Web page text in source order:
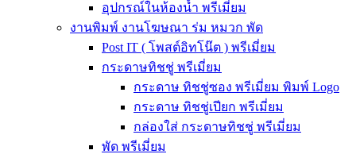
อุปกรณ์ในห้องน้ำ พรีเมี่ยม
งานพิมพ์ งานโฆษณา ร่ม หมวก พัด
Post IT ( โพสต์อิทโน๊ต ) พรีเมี่ยม
กระดาษทิชชู่ พรีเมี่ยม
กระดาษ ทิชชู่ซอง พรีเมี่ยม พิมพ์ Logo
กระดาษ ทิชชู่เปียก พรีเมี่ยม
กล่องใส่ กระดาษทิชชู่ พรีเมี่ยม
พัด พรีเมี่ยม